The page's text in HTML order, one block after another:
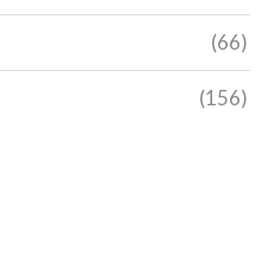
(66)
(156)